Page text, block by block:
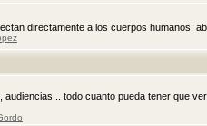
directamente a los cuerpos humanos:
audiencias... todo cuanto pueda tener que